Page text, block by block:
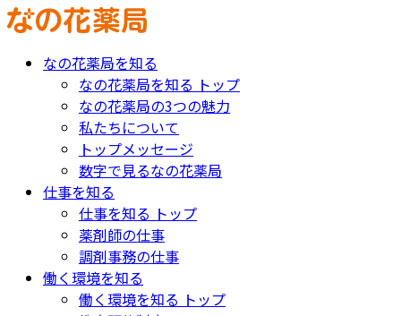
なの花薬局を知る
なの花薬局を知る トップ
なの花薬局の3つの魅力
私たちについて
トップメッセージ
数字で見るなの花薬局
仕事を知る
仕事を知る トップ
薬剤師の仕事
調剤事務の仕事
働く環境を知る
働く環境を知る トップ